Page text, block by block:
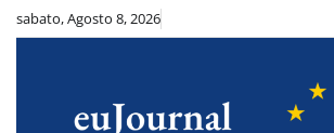
Skipsabato, Agosto 8, 2026